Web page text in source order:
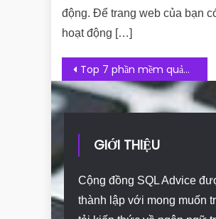
động. Để trang web của bạn
hoạt động […]
Post navigation
Top 7 phần mềm quản lý xưởng chế tác vàng bạc – trang sức
GIỚI THIỆU
Cộng đồng SQL Advice
thành lập với mong muốn